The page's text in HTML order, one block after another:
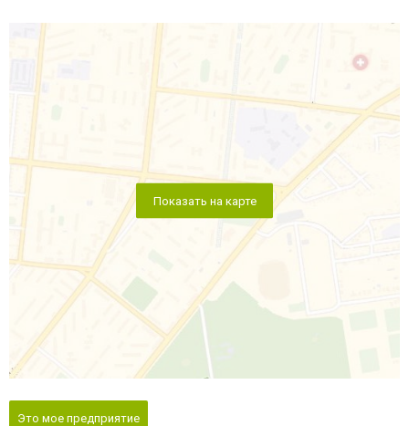
Показать на карте
Это мое предприятие